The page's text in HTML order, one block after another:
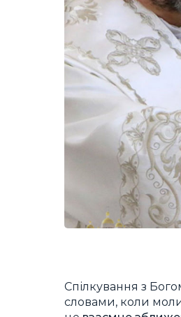
Спілкування з
словами, коли